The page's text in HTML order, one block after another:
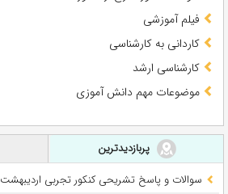
فیلم آموزشی
کاردانی به کارشناسی
کارشناسی ارشد
موضوعات مهم دانش آموزی
پربازدیدترین
سوالات و پاسخ تشریحی کنکور تجربی اردیبهشت 1403 (نوبت اول)